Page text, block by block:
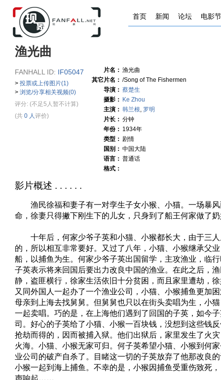
首页 新闻 论坛 电影节
渔光曲
FANHALL ID: IF05047
> 投票或上传图片(1)
> 浏览/分享相关视频(0)
评分: (不足5人暂不计算)
(共 0 人评价)
片名： 渔光曲
其它片名： /Song of The Fishermen
导演： 蔡楚生
摄影： Ke Zhou
主演： 韩兰根, 罗明
片长： 分钟
年份： 1934年
类型： 剧情
国别： 中国大陆
语言： 普通话
格式：
影片概述 . . . . . .
渔民徐福和妻子有一对孪生子女小猴、小猫。一场暴风
命，徐妻只得撇下刚生下的儿女，只身到了船王何家做了
十年后，何家少爷子英和小猫、小猴都长大，由于三人
的，所以相互非常要好。又过了八年，小猫、小猴继承父
船，以捕鱼为生。何家少爷子英出国留学，主攻渔业，临
子英表示将来回国后要出力改良中国的渔业。在此之后，
静，盗匪横行，徐家生活依旧十分贫困，而且家里遭劫，
又同外国人一起办了一个渔业公司，小猫、小猴捕鱼更加
母亲到上海去找舅舅。但舅舅也只以在街头卖唱为生，小
一起卖唱。巧的是，在上海他们遇到了回国的子英，如今
司。好心的子英给了小猫、小猴一百块钱，没想到这些钱
抢劫而得的，因而被捕入狱。他们出狱后，家里发生了火
火海。小猫、小猴无家可归。何子英希望小猫、小猴到何
业公司的破产自杀了。目睹这一切的子英放弃了他那改良
小猴一起到海上捕鱼。不幸的是，小猴因捕鱼受重伤致死
声响起……